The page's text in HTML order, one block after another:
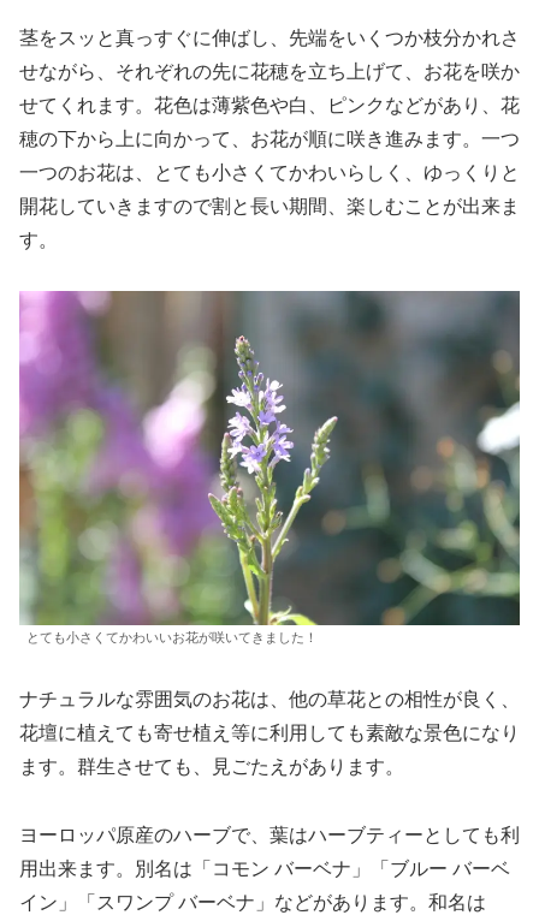
茎をスッと真っすぐに伸ばし、先端をいくつか枝分かれさ
せながら、それぞれの先に花穂を立ち上げて、お花を咲か
せてくれます。花色は薄紫色や白、ピンクなどがあり、花
穂の下から上に向かって、お花が順に咲き進みます。一つ
一つのお花は、とても小さくてかわいらしく、ゆっくりと
開花していきますので割と長い期間、楽しむことが出来ま
す。
とても小さくてかわいいお花が咲いてきました！
ナチュラルな雰囲気のお花は、他の草花との相性が良く、
花壇に植えても寄せ植え等に利用しても素敵な景色になり
ます。群生させても、見ごたえがあります。
ヨーロッパ原産のハーブで、葉はハーブティーとしても利
用出来ます。別名は「コモン バーベナ」「ブルー バーベ
イン」「スワンプ バーベナ」などがあります。和名は